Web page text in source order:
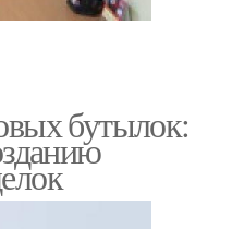
бутылок: